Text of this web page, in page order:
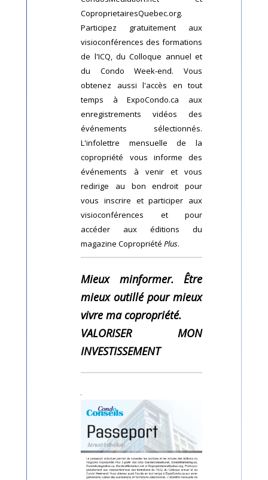
CoproprietairesQuebec.org.
Participez gratuitement aux
visioconférences des formations
de l'ICQ, du Colloque annuel et
du Condo Week-end. Vous
obtenez aussi l'accès en tout
temps à ExpoCondo.ca aux
enregistrements vidéos des
événements sélectionnés.
L'infolettre mensuelle de la
copropriété vous informe des
événements à venir et vous
redirige au bon endroit pour
vous inscrire et participer aux
visioconférences et pour
accéder aux éditions du
magazine CopropriétéPlus.
Mieux minformer. Être
mieux outillé pour mieux
vivre ma copropriété.
VALORISER MON
INVESTISSEMENT